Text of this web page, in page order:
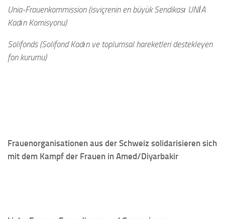
Unia-Frauenkommission (isviçrenin en büyük Sendikası UNİA
Kadın Komisyonu)
Solifonds (Solifond Kadın ve toplumsal hareketleri destekleyen
fon kurumu)
Frauenorganisationen aus der Schweiz solidarisieren sich
mit dem Kampf der Frauen in Amed/Diyarbakir